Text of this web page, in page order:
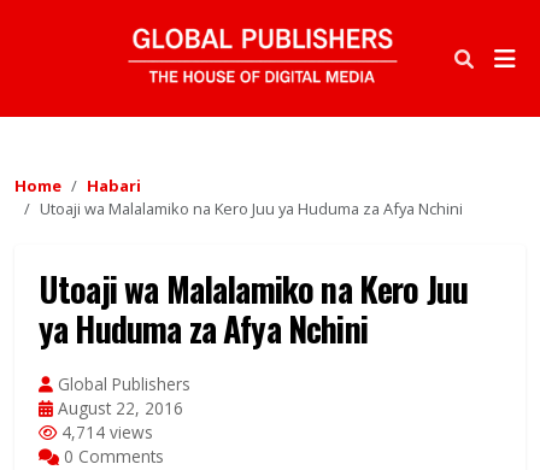
Home
Habari
Utoaji wa Malalamiko na Kero Juu ya Huduma za Afya Nchini
Utoaji wa Malalamiko na Kero Juu
ya Huduma za Afya Nchini
Global Publishers
August 22, 2016
4,714 views
0 Comments